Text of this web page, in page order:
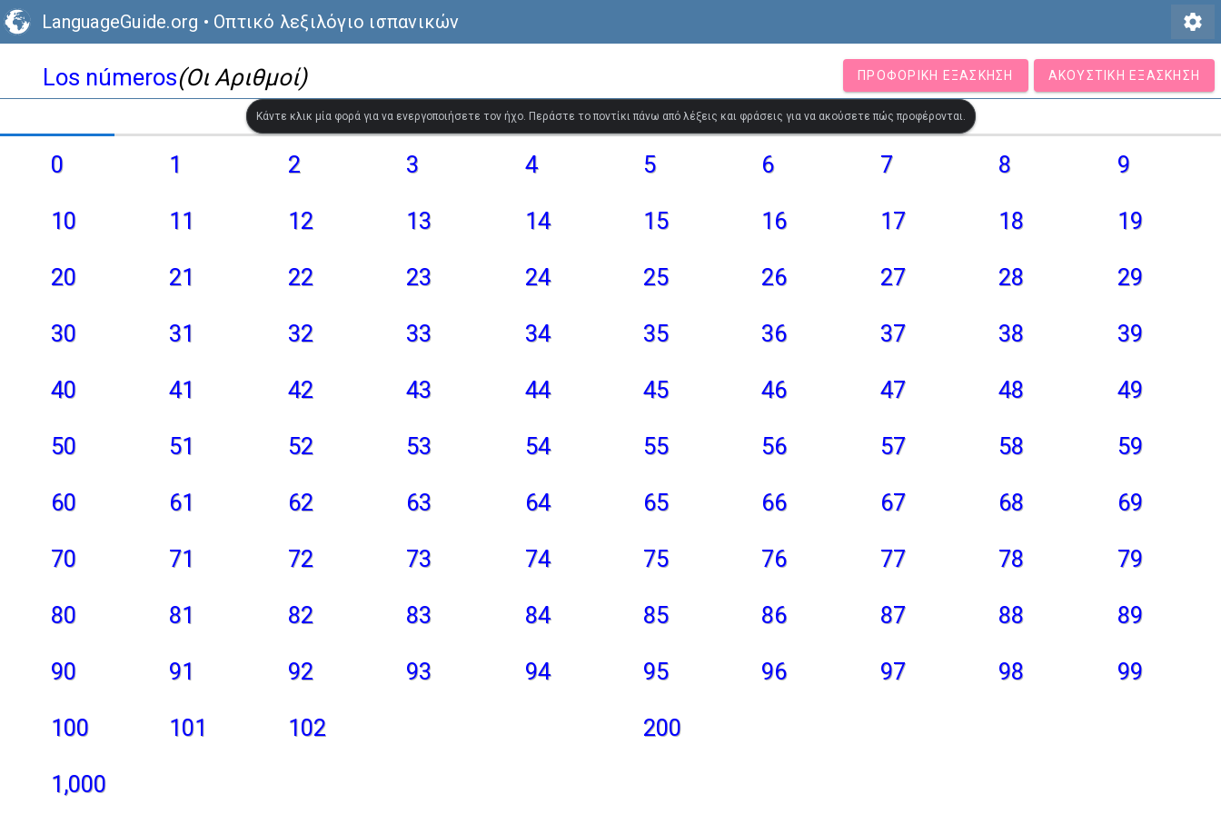
LanguageGuide.org • Οπτικό λεξιλόγιο ισπανικών settings
Los números(Οι Αριθμοί) ΠΡΟΦΟΡΙΚΉ ΕΞΆΣΚΗΣΗ ΑΚΟΥΣΤΙΚΉ ΕΞΆΣΚΗΣΗ
Κάντε κλικ μία φορά για να ενεργοποιήσετε τον ήχο. Περάστε το ποντίκι πάνω από λέξεις και φράσεις για να ακούσετε πώς προφέρονται.
0 1 2 3 4 5 6 7 8 9
10 11 12 13 14 15 16 17 18 19
20 21 22 23 24 25 26 27 28 29
30 31 32 33 34 35 36 37 38 39
40 41 42 43 44 45 46 47 48 49
50 51 52 53 54 55 56 57 58 59
60 61 62 63 64 65 66 67 68 69
70 71 72 73 74 75 76 77 78 79
80 81 82 83 84 85 86 87 88 89
90 91 92 93 94 95 96 97 98 99
100 101 102 200
1,000